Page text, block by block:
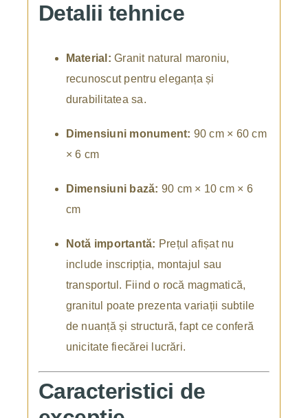
Detalii tehnice
Material: Granit natural maroniu,
recunoscut pentru eleganța și
durabilitatea sa.
Dimensiuni monument: 90 cm × 60 cm
× 6 cm
Dimensiuni bază: 90 cm × 10 cm × 6
cm
Notă importantă: Prețul afișat nu
include inscripția, montajul sau
transportul. Fiind o rocă magmatică,
granitul poate prezenta variații subtile
de nuanță și structură, fapt ce conferă
unicitate fiecărei lucrări.
Caracteristici de